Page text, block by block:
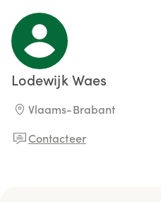
Lodewijk Waes
Vlaams-Brabant
Contacteer